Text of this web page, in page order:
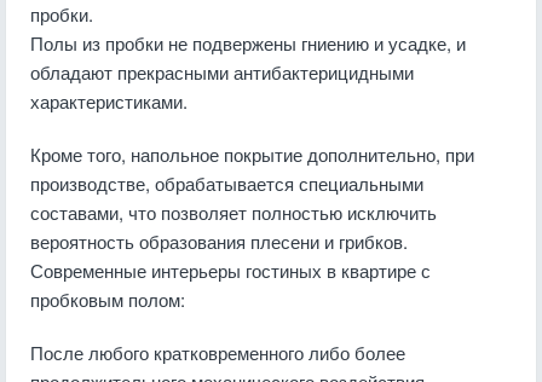
пробки.
Полы из пробки не подвержены гниению и усадке, и
обладают прекрасными антибактерицидными
характеристиками.
Кроме того, напольное покрытие дополнительно, при
производстве, обрабатывается специальными
составами, что позволяет полностью исключить
вероятность образования плесени и грибков.
Современные интерьеры гостиных в квартире с
пробковым полом:
После любого кратковременного либо более